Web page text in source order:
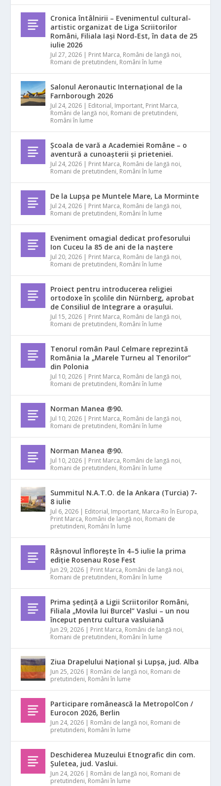
Cronica întâlnirii – Evenimentul cultural-
artistic organizat de Liga Scriitorilor
Români, Filiala Iași Nord-Est, în data de 25
iulie 2026
Jul 27, 2026 | Print Marca, Români de langă noi,
Romani de pretutindeni, Români în lume
Salonul Aeronautic Internațional de la
Farnborough 2026
Jul 24, 2026 | Editorial, Important, Print Marca,
Români de langă noi, Romani de pretutindeni,
Români în lume
Școala de vară a Academiei Române – o
aventură a cunoașterii și prieteniei.
Jul 24, 2026 | Print Marca, Români de langă noi,
Romani de pretutindeni, Români în lume
De la Lupșa pe Muntele Mare, La Morminte
Jul 24, 2026 | Print Marca, Români de langă noi,
Romani de pretutindeni, Români în lume
Eveniment omagial dedicat profesorului
Ion Cuceu la 85 de ani de la naștere
Jul 20, 2026 | Print Marca, Români de langă noi,
Romani de pretutindeni, Români în lume
Proiect pentru introducerea religiei
ortodoxe în școlile din Nürnberg, aprobat
de Consiliul de Integrare a orașului.
Jul 15, 2026 | Print Marca, Români de langă noi,
Romani de pretutindeni, Români în lume
Tenorul român Paul Celmare reprezintă
România la „Marele Turneu al Tenorilor”
din Polonia
Jul 10, 2026 | Print Marca, Români de langă noi,
Romani de pretutindeni, Români în lume
Norman Manea @90.
Jul 10, 2026 | Print Marca, Români de langă noi,
Romani de pretutindeni, Români în lume
Norman Manea @90.
Jul 10, 2026 | Print Marca, Români de langă noi,
Romani de pretutindeni, Români în lume
Summitul N.A.T.O. de la Ankara (Turcia) 7-
8 iulie
Jul 6, 2026 | Editorial, Important, Marca-Ro în Europa,
Print Marca, Români de langă noi, Romani de
pretutindeni, Români în lume
Râșnovul înflorește în 4–5 iulie la prima
ediție Rosenau Rose Fest
Jun 29, 2026 | Print Marca, Români de langă noi,
Romani de pretutindeni, Români în lume
Prima ședință a Ligii Scriitorilor Români,
Filiala „Movila lui Burcel” Vaslui – un nou
început pentru cultura vasluiană
Jun 29, 2026 | Print Marca, Români de langă noi,
Romani de pretutindeni, Români în lume
Ziua Drapelului Național și Lupșa, jud. Alba
Jun 25, 2026 | Români de langă noi, Romani de
pretutindeni, Români în lume
Participare românească la MetropolCon /
Eurocon 2026, Berlin
Jun 24, 2026 | Români de langă noi, Romani de
pretutindeni, Români în lume
Deschiderea Muzeului Etnografic din com.
Șuletea, jud. Vaslui.
Jun 24, 2026 | Români de langă noi, Romani de
pretutindeni, Români în lume